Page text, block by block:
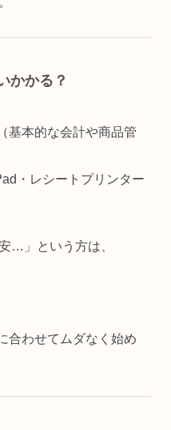
かかる？
基本的な会計や商品管
・レシートプリンター
…」という方は、
合わせてムダなく始め